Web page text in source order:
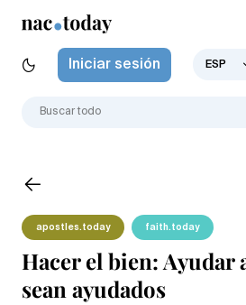
Iniciar sesión ESP
apostles.today faith.today
Hacer el bien: Ayudar
sean ayudados